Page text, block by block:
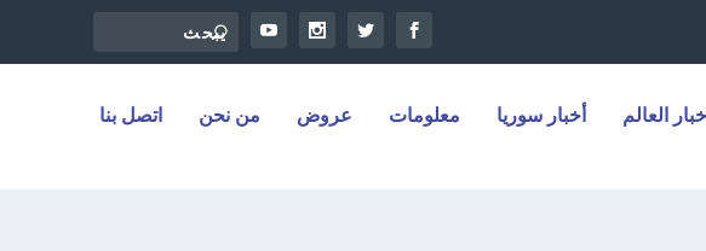
العالم أخبار سوريا معلومات عروض من نحن اتصل بنا